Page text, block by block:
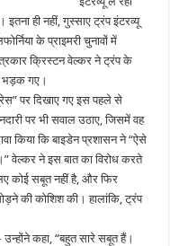
ही नहीं, गुस्साए ट्रंप इंटरव्यू
के प्राइमरी चुनावों में
क्रिस्टन वेल्कर ने ट्रंप के
भड़क गए।
पर दिखाए गए इस पहले से
पर भी सवाल उठाए, जिसमें वह
किया कि बाइडेन प्रशासन ने “ऐसे
वेल्कर ने इस बात का विरोध करते
कोई सबूत नहीं है, और फिर
की कोशिश की। हालांकि, ट्रंप
कहा, “बहुत सारे सबूत हैं।